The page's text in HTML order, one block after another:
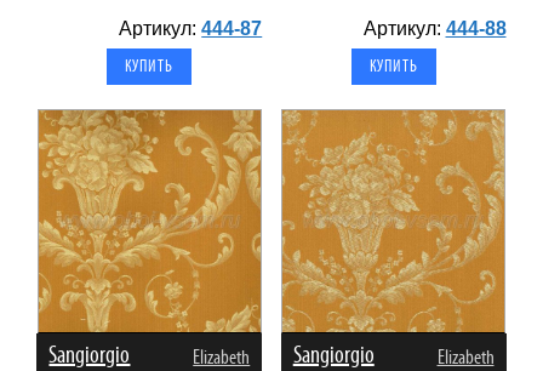
Артикул:444-87 Артикул: 444-88
Sangiorgio Elizabeth Sangiorgio Elizabeth